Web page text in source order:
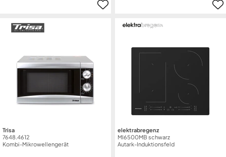
Trisa
7648.4612
Kombi-Mikrowellengerät
elektrabregenz
MI6500MB schwarz
Autark-Induktionsfeld